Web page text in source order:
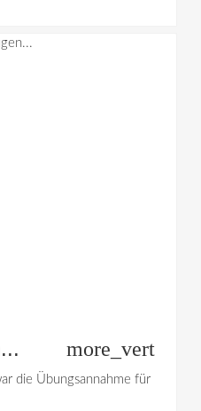
more_vert
die Übungsannahme für